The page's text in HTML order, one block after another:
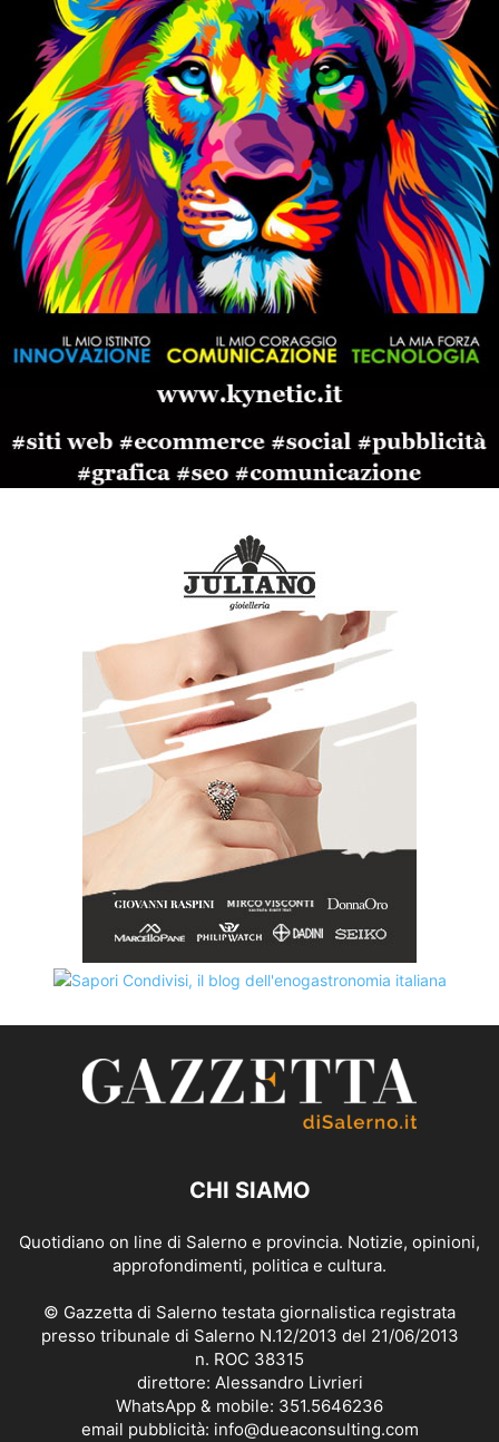
CHI SIAMO
Quotidiano on line di Salerno e provincia. Notizie, opinioni,
approfondimenti, politica e cultura.
© Gazzetta di Salerno testata giornalistica registrata
presso tribunale di Salerno N.12/2013 del 21/06/2013
n. ROC 38315
direttore: Alessandro Livrieri
WhatsApp & mobile: 351.5646236
email pubblicità: info@dueaconsulting.com